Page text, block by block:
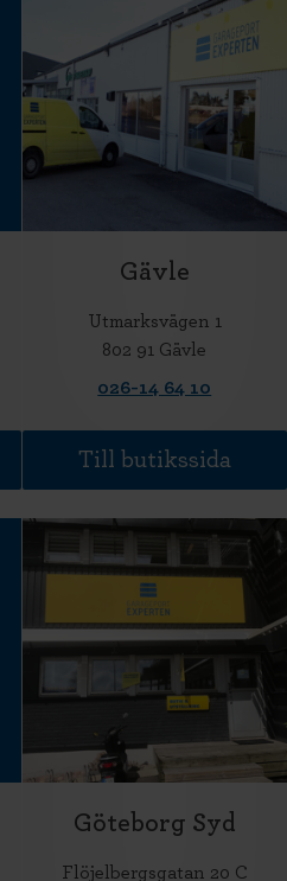
Gävle
Utmarksvägen 1
802 91 Gävle
026-14 64 10
Till butikssida
Göteborg Syd
Flöjelbergsgatan 20 C